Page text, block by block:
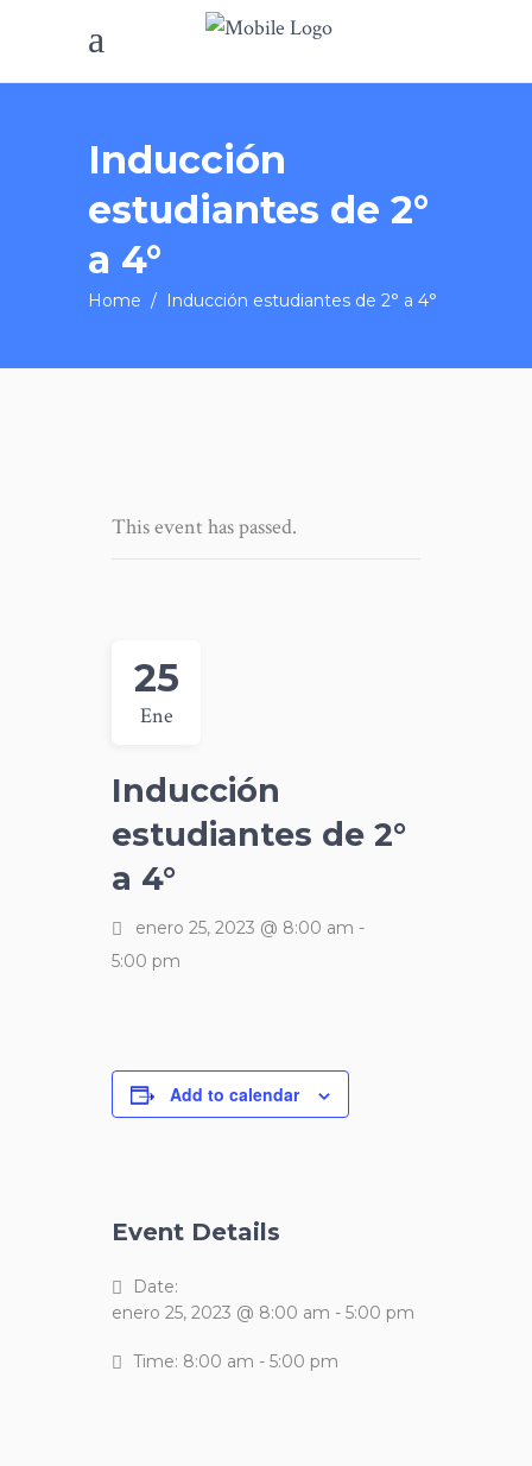
Inducción
estudiantes de 2°
a 4°
Home / Inducción estudiantes de 2° a 4°
This event has passed.
25
Ene
Inducción
estudiantes de 2°
a 4°
enero 25, 2023 @ 8:00 am -
5:00 pm
Add to calendar
Event Details
Date:
enero 25, 2023 @ 8:00 am - 5:00 pm
Time: 8:00 am - 5:00 pm